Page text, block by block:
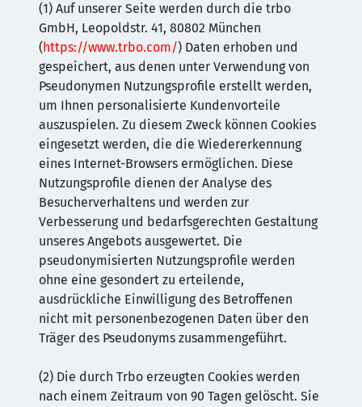
(1) Auf unserer Seite werden durch die trbo
GmbH, Leopoldstr. 41, 80802 München
(https://www.trbo.com/) Daten erhoben und
gespeichert, aus denen unter Verwendung von
Pseudonymen Nutzungsprofile erstellt werden,
um Ihnen personalisierte Kundenvorteile
auszuspielen. Zu diesem Zweck können Cookies
eingesetzt werden, die die Wiedererkennung
eines Internet-Browsers ermöglichen. Diese
Nutzungsprofile dienen der Analyse des
Besucherverhaltens und werden zur
Verbesserung und bedarfsgerechten Gestaltung
unseres Angebots ausgewertet. Die
pseudonymisierten Nutzungsprofile werden
ohne eine gesondert zu erteilende,
ausdrückliche Einwilligung des Betroffenen
nicht mit personenbezogenen Daten über den
Träger des Pseudonyms zusammengeführt.
(2) Die durch Trbo erzeugten Cookies werden
nach einem Zeitraum von 90 Tagen gelöscht. Sie